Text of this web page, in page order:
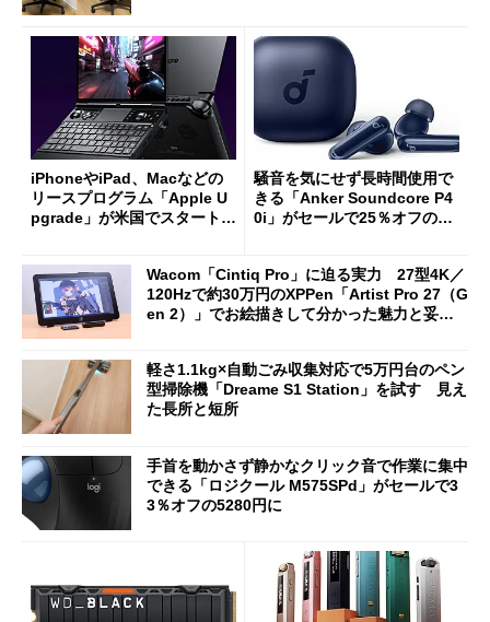
iPhoneやiPad、Macなどの
リースプログラム「Apple U
pgrade」が米国でスタート／
ut」が明...
騒音を気にせず長時間使用で
きる「Anker Soundcore P4
0i」がセールで25％オフの59
Wacom「Cintiq Pro」に迫る実力 27型4K／
120Hzで約30万円のXPPen「Artist Pro 27（G
en 2）」でお絵描きして分かった魅力と妥協
軽さ1.1kg×自動ごみ収集対応で5万円台のペン
型掃除機「Dreame S1 Station」を試す 見え
た長所と短所
手首を動かさず静かなクリック音で作業に集中
できる「ロジクール M575SPd」がセールで3
3％オフの5280円に